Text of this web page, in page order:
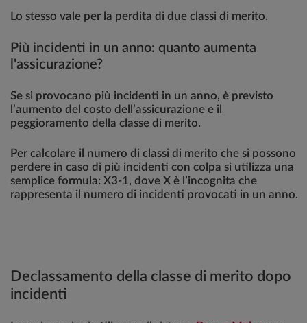
Lo stesso vale per la perdita di due classi di merito.
Più incidenti in un anno: quanto aumenta
l'assicurazione?
Se si provocano più incidenti in un anno, è previsto
l’aumento del costo dell’assicurazione e il
peggioramento della classe di merito.
Per calcolare il numero di classi di merito che si possono
perdere in caso di più incidenti con colpa si utilizza una
semplice formula: X3-1, dove X è l’incognita che
rappresenta il numero di incidenti provocati in un anno.
Declassamento della classe di merito dopo
incidenti